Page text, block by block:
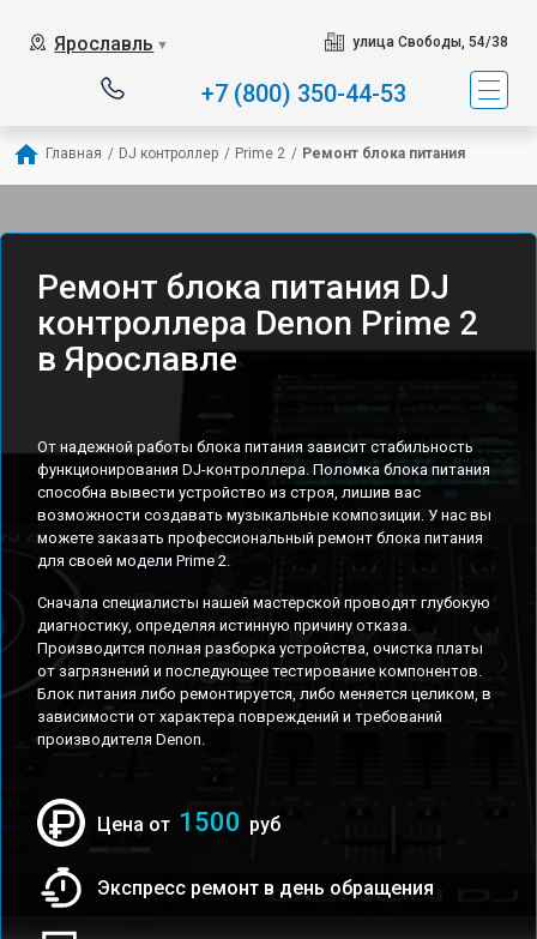
Ярославль ▼ улица Свободы, 54/38
+7 (800) 350-44-53
Главная / DJ контроллер / Prime 2 / Ремонт блока питания
Ремонт блока питания DJ
контроллера Denon Prime 2
в Ярославле
От надежной работы блока питания зависит стабильность
функционирования DJ-контроллера. Поломка блока питания
способна вывести устройство из строя, лишив вас
возможности создавать музыкальные композиции. У нас вы
можете заказать профессиональный ремонт блока питания
для своей модели Prime 2.
Сначала специалисты нашей мастерской проводят глубокую
диагностику, определяя истинную причину отказа.
Производится полная разборка устройства, очистка платы
от загрязнений и последующее тестирование компонентов.
Блок питания либо ремонтируется, либо меняется целиком, в
зависимости от характера повреждений и требований
производителя Denon.
Цена от 1500 руб
Экспресс ремонт в день обращения